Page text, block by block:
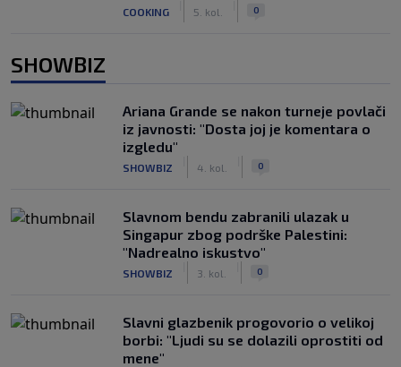
COOKING 5. kol. 0
SHOWBIZ
Ariana Grande se nakon turneje povlači
iz javnosti: "Dosta joj je komentara o
izgledu"
SHOWBIZ 4. kol. 0
Slavnom bendu zabranili ulazak u
Singapur zbog podrške Palestini:
"Nadrealno iskustvo"
SHOWBIZ 3. kol. 0
Slavni glazbenik progovorio o velikoj
borbi: "Ljudi su se dolazili oprostiti od
mene"